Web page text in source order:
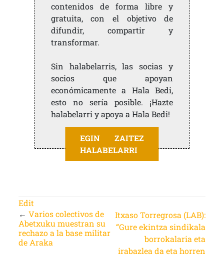
contenidos de forma libre y
gratuita, con el objetivo de
difundir, compartir y
transformar.
Sin halabelarris, las socias y
socios que apoyan
económicamente a Hala Bedi,
esto no sería posible. ¡Hazte
halabelarri y apoya a Hala Bedi!
EGIN ZAITEZ
HALABELARRI
Edit
← Varios colectivos de
Abetxuku muestran su
rechazo a la base militar
de Araka
Itxaso Torregrosa (LAB):
“Gure ekintza sindikala
borrokalaria eta
irabazlea da eta horren